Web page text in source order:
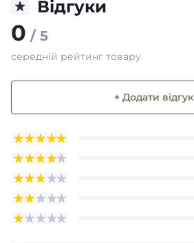
Відгуки
0 / 5
середній рейтинг товару
+ Додати відгук